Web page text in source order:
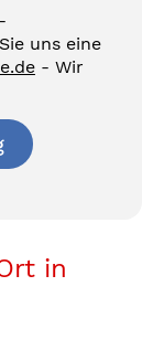
uns eine
- Wir
in